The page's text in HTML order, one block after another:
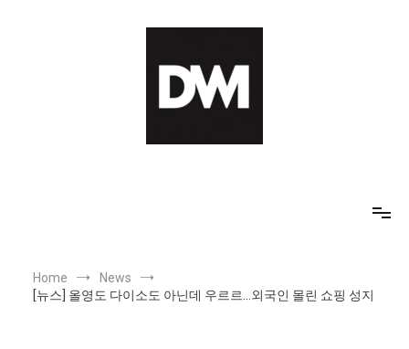
Home
News
[뉴스] 올영도 다이소도 아닌데 우르르…외국인 몰린 쇼핑 성지